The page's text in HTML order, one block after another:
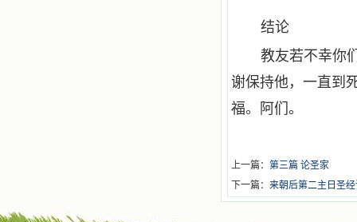
结论
教友若不幸你
谢保持他，一直到
福。阿们。
上一篇： 第三篇 论圣家
下一篇： 来朝后第二主日圣